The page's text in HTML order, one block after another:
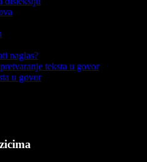
naglas?
teksta u govor
u govor